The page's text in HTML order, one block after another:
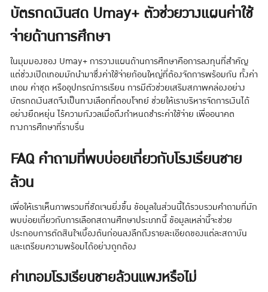
บัตรกดเงินสด Umay+ ตัวช่วยวางแผนค่าใช้
จ่ายด้านการศึกษา
ในมุมมองของ Umay+ การวางแผนด้านการศึกษาคือการลงทุนที่สำคัญ
แต่ช่วงเปิดเทอมมักนำมาซึ่งค่าใช้จ่ายก้อนใหญ่ที่ต้องจัดการพร้อมกัน ทั้งค่า
เทอม ค่าชุด หรืออุปกรณ์การเรียน การมีตัวช่วยเสริมสภาพคล่องอย่าง
บัตรกดเงินสดจึงเป็นทางเลือกที่ตอบโจทย์ ช่วยให้เราบริหารจัดการเงินได้
อย่างยืดหยุ่น ไร้ความกังวลเมื่อถึงกำหนดชำระค่าใช้จ่าย เพื่ออนาคต
ทางการศึกษาที่ราบรื่น
FAQ คำถามที่พบบ่อยเกี่ยวกับโรงเรียนชาย
ล้วน
เพื่อให้เราเห็นภาพรวมที่ชัดเจนยิ่งขึ้น ข้อมูลในส่วนนี้ได้รวบรวมคำถามที่มัก
พบบ่อยเกี่ยวกับการเลือกสถานศึกษาประเภทนี้ ข้อมูลเหล่านี้จะช่วย
ประกอบการตัดสินใจเบื้องต้นก่อนลงลึกถึงรายละเอียดของแต่ละสถาบัน
และเตรียมความพร้อมได้อย่างถูกต้อง
ค่าเทอมโรงเรียนชายล้วนแพงหรือไม่